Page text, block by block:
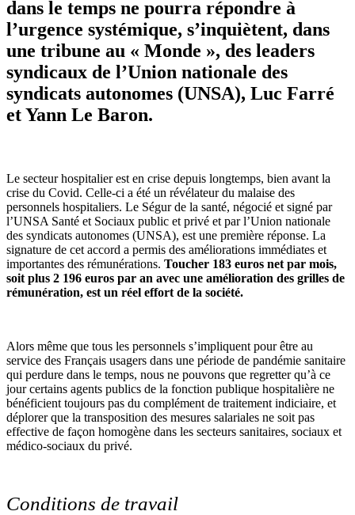
dans le temps ne pourra répondre à
l’urgence systémique, s’inquiètent, dans
une tribune au « Monde », des leaders
syndicaux de l’Union nationale des
syndicats autonomes (UNSA), Luc Farré
et Yann Le Baron.
Le secteur hospitalier est en crise depuis longtemps, bien avant la
crise du Covid. Celle-ci a été un révélateur du malaise des
personnels hospitaliers. Le Ségur de la santé, négocié et signé par
l’UNSA Santé et Sociaux public et privé et par l’Union nationale
des syndicats autonomes (UNSA), est une première réponse. La
signature de cet accord a permis des améliorations immédiates et
importantes des rémunérations. Toucher 183 euros net par mois,
soit plus 2 196 euros par an avec une amélioration des grilles de
rémunération, est un réel effort de la société.
Alors même que tous les personnels s’impliquent pour être au
service des Français usagers dans une période de pandémie sanitaire
qui perdure dans le temps, nous ne pouvons que regretter qu’à ce
jour certains agents publics de la fonction publique hospitalière ne
bénéficient toujours pas du complément de traitement indiciaire, et
déplorer que la transposition des mesures salariales ne soit pas
effective de façon homogène dans les secteurs sanitaires, sociaux et
médico-sociaux du privé.
Conditions de travail